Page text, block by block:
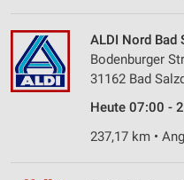
ALDI Nord Bad
Bodenburger
31162 Bad
Heute 07:00 -
237,17 km •